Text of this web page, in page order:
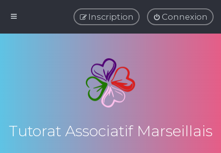
Connexion
Inscription
Tutorat Associatif Marseillais